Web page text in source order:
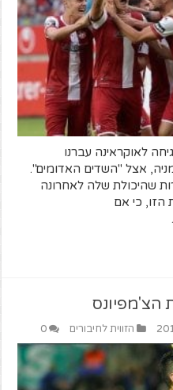
לאוקראינה עברנו
אצל "השדים האדומים".
שהיכולת שלה לאחרונה
כי אם
הצ'מפיונס
הזווית לחיבורים 0